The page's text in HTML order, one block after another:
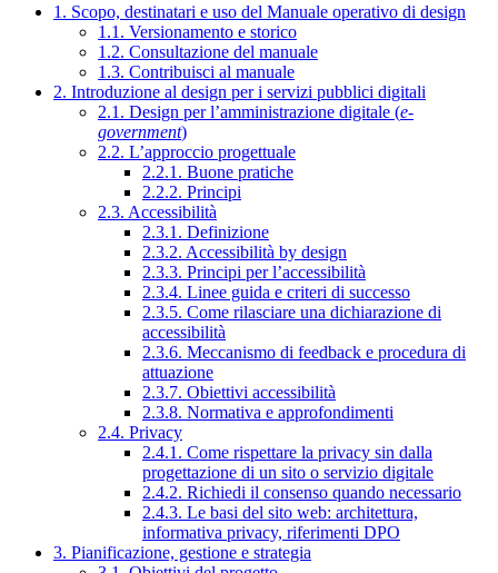
1. Scopo, destinatari e uso del Manuale operativo di design
1.1. Versionamento e storico
1.2. Consultazione del manuale
1.3. Contribuisci al manuale
2. Introduzione al design per i servizi pubblici digitali
2.1. Design per l’amministrazione digitale (e-
government)
2.2. L’approccio progettuale
2.2.1. Buone pratiche
2.2.2. Principi
2.3. Accessibilità
2.3.1. Definizione
2.3.2. Accessibilità by design
2.3.3. Principi per l’accessibilità
2.3.4. Linee guida e criteri di successo
2.3.5. Come rilasciare una dichiarazione di
accessibilità
2.3.6. Meccanismo di feedback e procedura di
attuazione
2.3.7. Obiettivi accessibilità
2.3.8. Normativa e approfondimenti
2.4. Privacy
2.4.1. Come rispettare la privacy sin dalla
progettazione di un sito o servizio digitale
2.4.2. Richiedi il consenso quando necessario
2.4.3. Le basi del sito web: architettura,
informativa privacy, riferimenti DPO
3. Pianificazione, gestione e strategia